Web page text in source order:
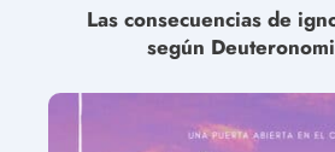
Las consecuencias de
según